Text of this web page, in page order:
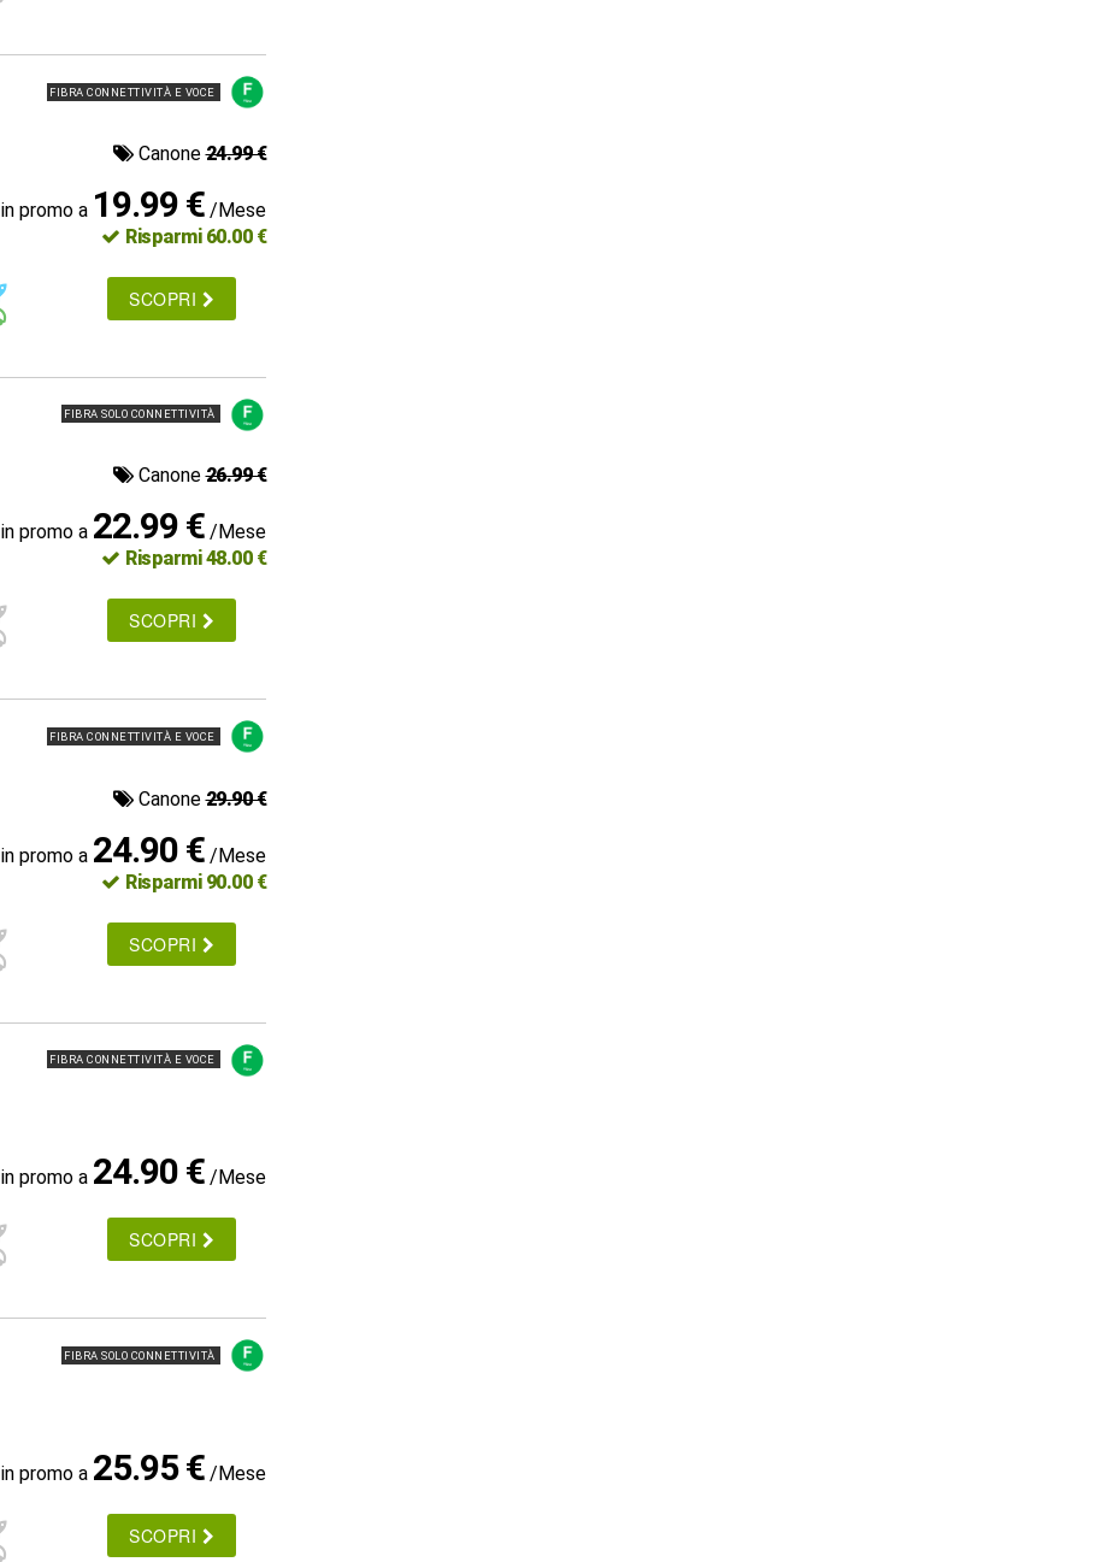
FIBRA CONNETTIVITÀ E VOCE
Canone24.99 €
in promo a 19.99 € /Mese
Risparmi 60.00 €
SCOPRI
FIBRA SOLO CONNETTIVITÀ
Canone26.99 €
in promo a 22.99 € /Mese
Risparmi 48.00 €
SCOPRI
FIBRA CONNETTIVITÀ E VOCE
Canone29.90 €
in promo a 24.90 € /Mese
Risparmi 90.00 €
SCOPRI
FIBRA CONNETTIVITÀ E VOCE
in promo a 24.90 € /Mese
SCOPRI
FIBRA SOLO CONNETTIVITÀ
in promo a 25.95 € /Mese
SCOPRI